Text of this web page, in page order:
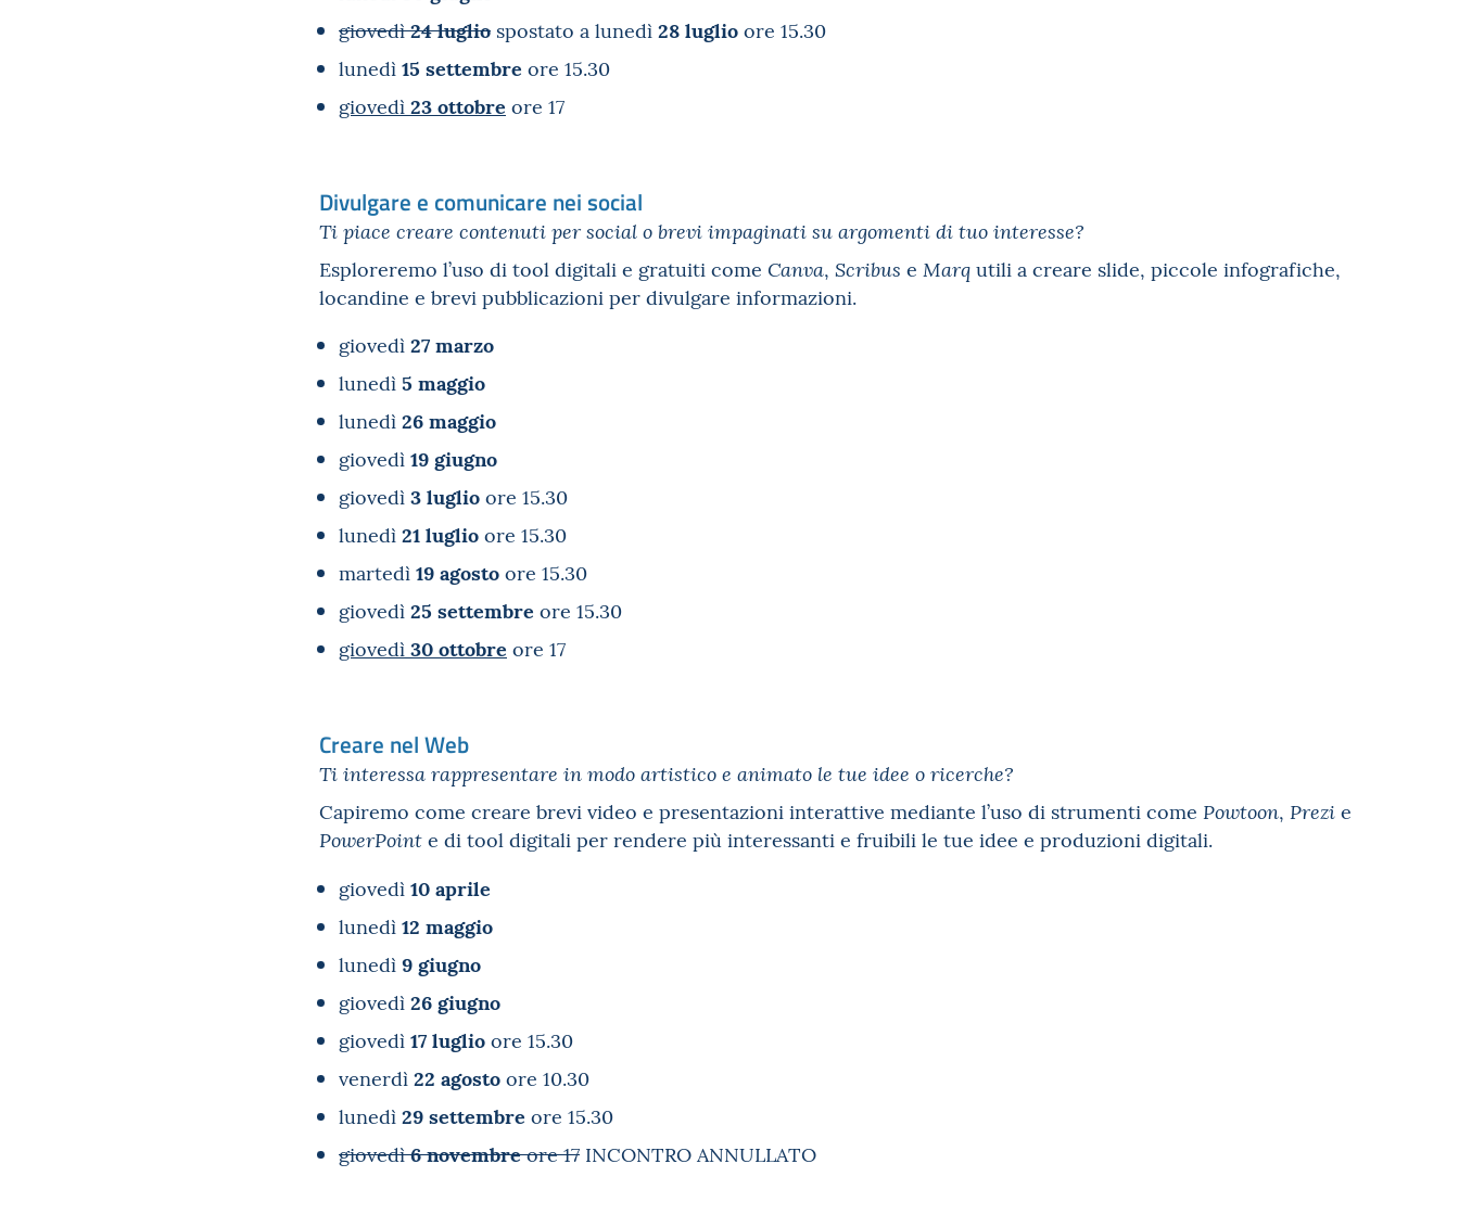
giovedì24 luglio spostato a lunedì 28 luglio ore 15.30
lunedì 15 settembre ore 15.30
giovedì 23 ottobre ore 17
Divulgare e comunicare nei social
Ti piace creare contenuti per social o brevi impaginati su argomenti di tuo interesse?
Esploreremo l’uso di tool digitali e gratuiti come Canva, Scribus e Marq utili a creare slide, piccole infografiche,
locandine e brevi pubblicazioni per divulgare informazioni.
giovedì 27 marzo
lunedì 5 maggio
lunedì 26 maggio
giovedì 19 giugno
giovedì 3 luglio ore 15.30
lunedì 21 luglio ore 15.30
martedì 19 agosto ore 15.30
giovedì 25 settembre ore 15.30
giovedì 30 ottobre ore 17
Creare nel Web
Ti interessa rappresentare in modo artistico e animato le tue idee o ricerche?
Capiremo come creare brevi video e presentazioni interattive mediante l’uso di strumenti come Powtoon, Prezi e
PowerPoint e di tool digitali per rendere più interessanti e fruibili le tue idee e produzioni digitali.
giovedì 10 aprile
lunedì 12 maggio
lunedì 9 giugno
giovedì 26 giugno
giovedì 17 luglio ore 15.30
venerdì 22 agosto ore 10.30
lunedì 29 settembre ore 15.30
giovedì6 novembreore 17 INCONTRO ANNULLATO